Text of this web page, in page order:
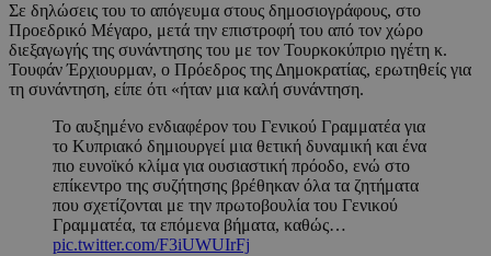
Σε δηλώσεις του το απόγευμα στους δημοσιογράφους, στο
Προεδρικό Μέγαρο, μετά την επιστροφή του από τον χώρο
διεξαγωγής της συνάντησης του με τον Τουρκοκύπριο ηγέτη κ.
Τουφάν Έρχιουρμαν, ο Πρόεδρος της Δημοκρατίας, ερωτηθείς για
τη συνάντηση, είπε ότι «ήταν μια καλή συνάντηση.
Το αυξημένο ενδιαφέρον του Γενικού Γραμματέα για
το Κυπριακό δημιουργεί μια θετική δυναμική και ένα
πιο ευνοϊκό κλίμα για ουσιαστική πρόοδο, ενώ στο
επίκεντρο της συζήτησης βρέθηκαν όλα τα ζητήματα
που σχετίζονται με την πρωτοβουλία του Γενικού
Γραμματέα, τα επόμενα βήματα, καθώς…
pic.twitter.com/F3iUWUIrFj